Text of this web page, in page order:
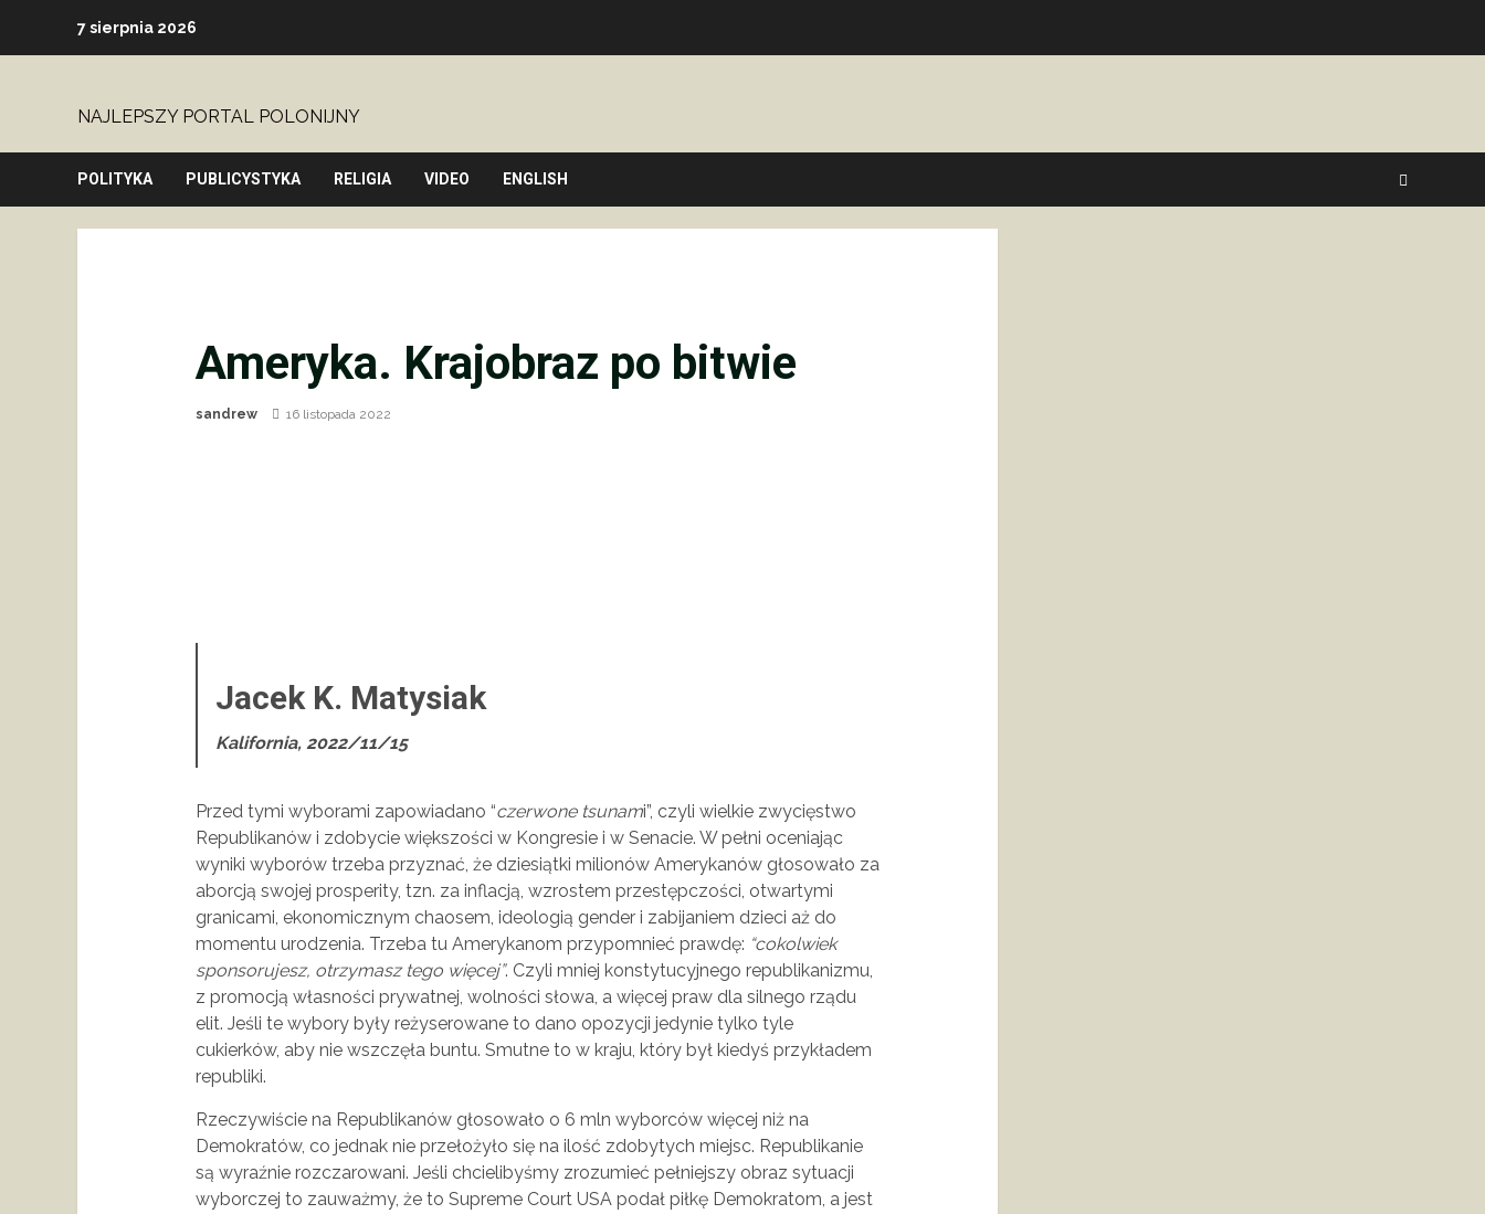
7 sierpnia 2026
NAJLEPSZY PORTAL POLONIJNY
POLITYKA PUBLICYSTYKA RELIGIA VIDEO ENGLISH
Ameryka. Krajobraz po bitwie
sandrew 16 listopada 2022
Jacek K. Matysiak
Kalifornia, 2022/11/15
Przed tymi wyborami zapowiadano “czerwone tsunami”, czyli wielkie zwycięstwo
Republikanów i zdobycie większości w Kongresie i w Senacie. W pełni oceniając
wyniki wyborów trzeba przyznać, że dziesiątki milionów Amerykanów głosowało za
aborcją swojej prosperity, tzn. za inflacją, wzrostem przestępczości, otwartymi
granicami, ekonomicznym chaosem, ideologią gender i zabijaniem dzieci aż do
momentu urodzenia. Trzeba tu Amerykanom przypomnieć prawdę: “cokolwiek
sponsorujesz, otrzymasz tego więcej”. Czyli mniej konstytucyjnego republikanizmu,
z promocją własności prywatnej, wolności słowa, a więcej praw dla silnego rządu
elit. Jeśli te wybory były reżyserowane to dano opozycji jedynie tylko tyle
cukierków, aby nie wszczęła buntu. Smutne to w kraju, który był kiedyś przykładem
republiki.
Rzeczywiście na Republikanów głosowało o 6 mln wyborców więcej niż na
Demokratów, co jednak nie przełożyło się na ilość zdobytych miejsc. Republikanie
są wyraźnie rozczarowani. Jeśli chcielibyśmy zrozumieć pełniejszy obraz sytuacji
wyborczej to zauważmy, że to Supreme Court USA podał piłkę Demokratom, a jest